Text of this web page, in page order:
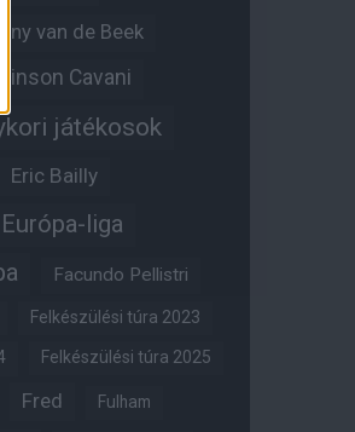
van de Beek
Edinson Cavani
játékosok
Eric Bailly
Európa-liga
Facundo Pellistri
Felkészülési túra 2023
Felkészülési túra 2025
Fred Fulham